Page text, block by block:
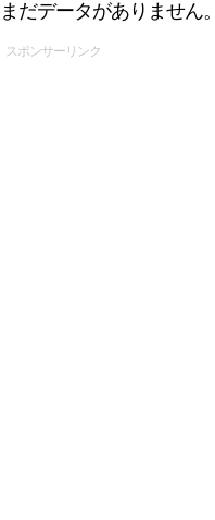
まだデータがありません。
スポンサーリンク